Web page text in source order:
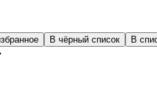
В чёрный список В